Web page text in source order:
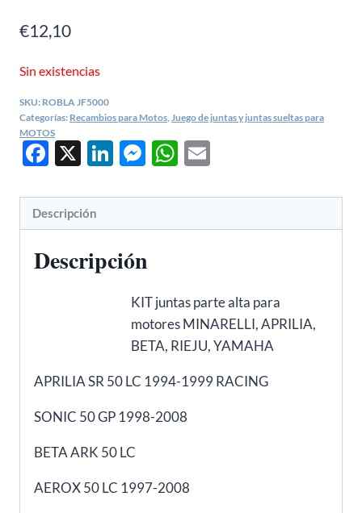
€12,10
Sin existencias
SKU: ROBLA JF5000
Categorías: Recambios para Motos Juego de juntas y juntas sueltas para
MOTOS
Facebook
X LinkedIn
Messenger
WhatsApp
Descripción
Descripción
KIT juntas parte alta para
motores MINARELLI, APRILIA,
BETA, RIEJU, YAMAHA
APRILIA SR 50 LC 1994-1999 RACING
SONIC 50 GP 1998-2008
BETA ARK 50 LC
AEROX 50 LC 1997-2008